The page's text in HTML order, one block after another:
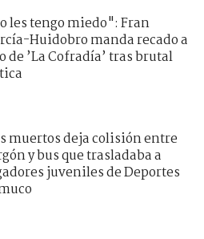
les tengo miedo": Fran
Huidobro manda recado a
de ’La Cofradía’ tras brutal
muertos deja colisión entre
y bus que trasladaba a
juveniles de Deportes